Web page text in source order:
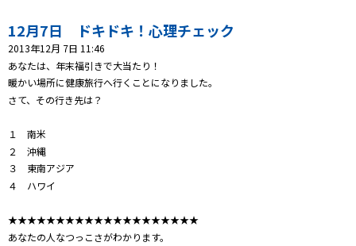
プレゼント
コンテンツ・アプリ
キッズ
お問い合わせ
12月7日 ドキドキ！心理チェック
2013年12月 7日 11:46
あなたは、年末福引きで大当たり！
暖かい場所に健康旅行へ行くことになりました。
さて、その行き先は？
１ 南米
２ 沖縄
３ 東南アジア
４ ハワイ
★★★★★★★★★★★★★★★★★★★★
あなたの人なつっこさがわかります。